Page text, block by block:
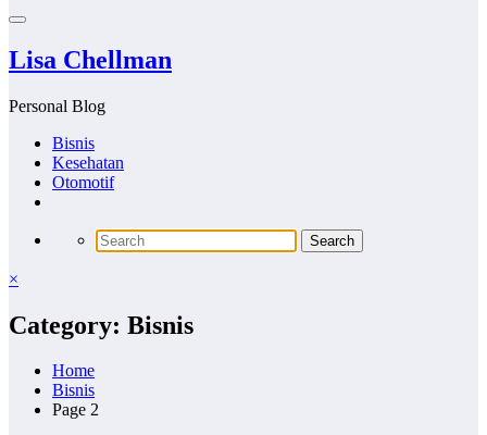
Lisa Chellman
Personal Blog
Bisnis
Kesehatan
Otomotif
×
Category: Bisnis
Home
Bisnis
Page 2